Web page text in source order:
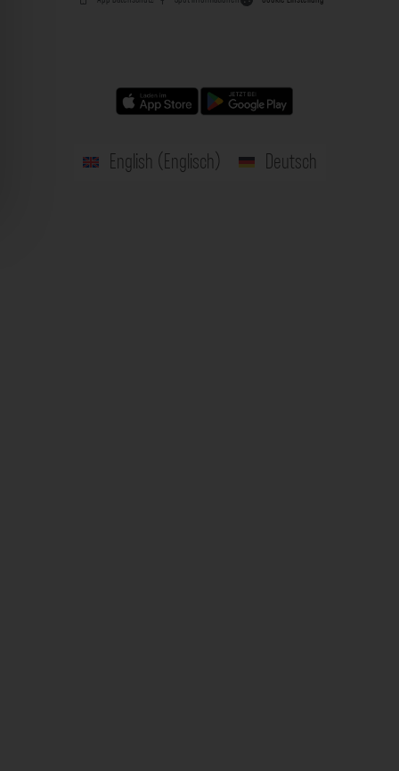
English (Englisch) Deutsch